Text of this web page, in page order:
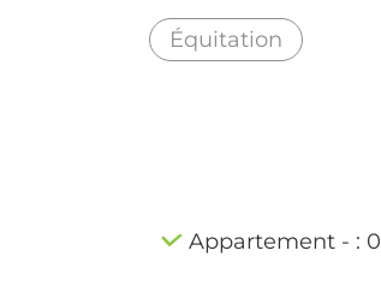
Équitation
Appartement - : 0